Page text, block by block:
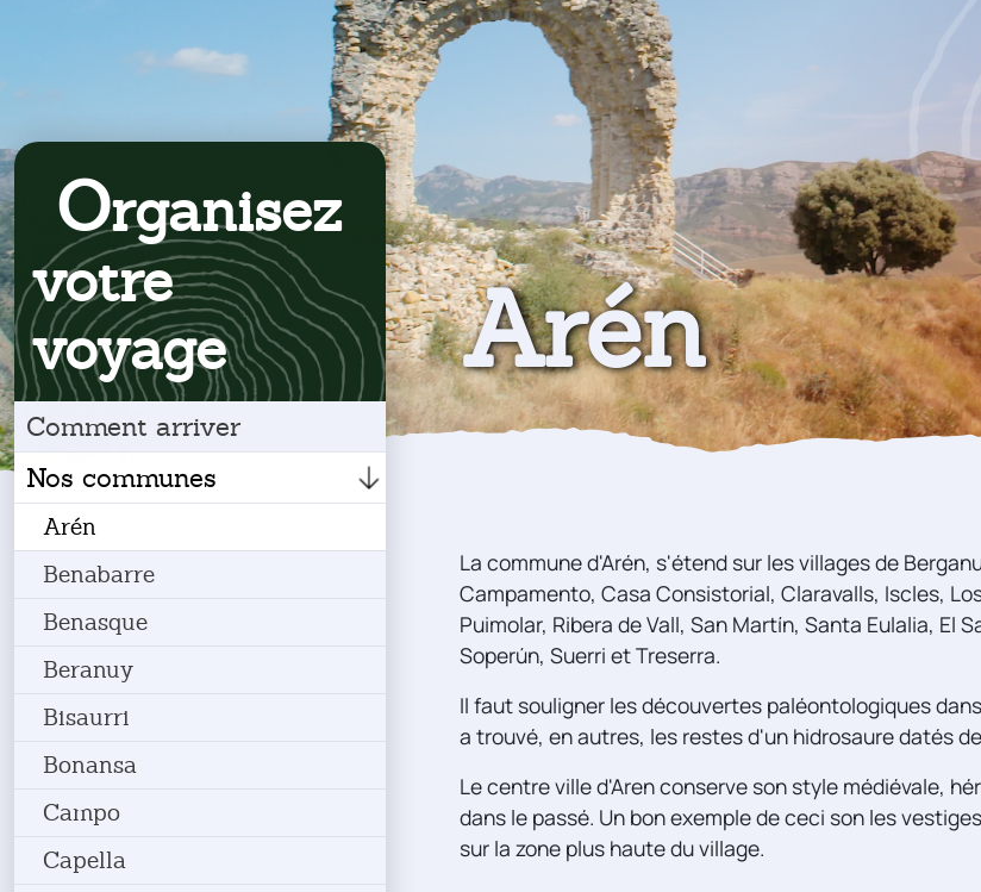
Organisez
votre
voyage
Comment arriver
Nos communes
Arén
Benabarre
Benasque
Beranuy
Bisaurri
Bonansa
Campo
Capella
Arén
La commune d'Arén, s'étend sur les villages de
Campamento, Casa Consistorial, Claravalls, Iscles,
Puimolar, Ribera de Vall, San Martín, Santa Eulalia, El
Soperún, Suerri et Treserra.
Il faut souligner les découvertes paléontologiques
a trouvé, en autres, les restes d'un hidrosaure datés
Le centre ville d'Aren conserve son style médiévale,
dans le passé. Un bon exemple de ceci son les
sur la zone plus haute du village.